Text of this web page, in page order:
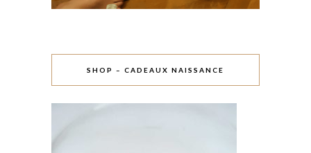
SHOP – CADEAUX NAISSANCE